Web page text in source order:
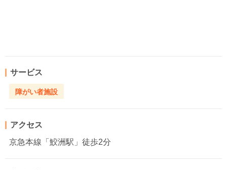
サービス
障がい者施設
アクセス
京急本線「鮫洲駅」徒歩2分